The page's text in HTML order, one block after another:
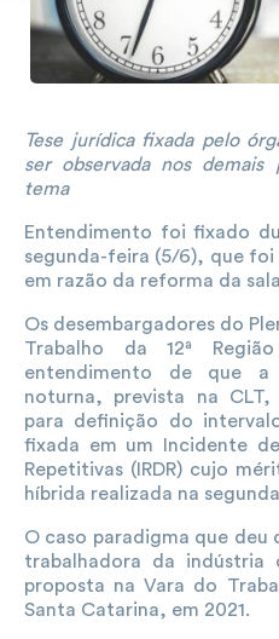
Tese jurídica fixada pelo
ser observada nos demais
tema
Entendimento foi fixado
segunda-feira (5/6), que
em razão da reforma da
Os desembargadores do
Trabalho da 12ª
entendimento de que
noturna, prevista na CLT,
para definição do
fixada em um Incidente
Repetitivas (IRDR) cujo
híbrida realizada na
O caso paradigma que deu
trabalhadora da
proposta na Vara do
Santa Catarina, em 2021.